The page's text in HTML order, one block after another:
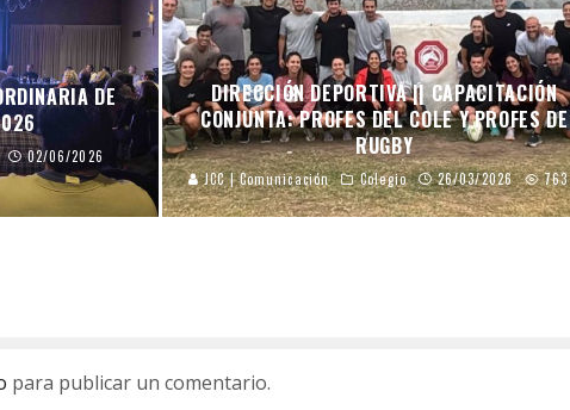
DE
02/06/2026
DIRECCIÓN DEPORTIVA || CAPACITACIÓN
CONJUNTA: PROFES DEL COLE Y PROFES DE
RUGBY
JCC | Comunicación Colegio 26/03/2026 763
para publicar un comentario.